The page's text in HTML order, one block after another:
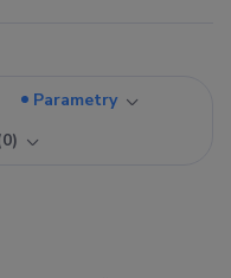
Parametry
0